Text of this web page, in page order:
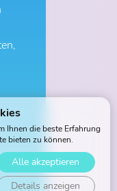
Ihnen die beste Erfahrung
bieten zu können.
Alle akzeptieren
Details anzeigen